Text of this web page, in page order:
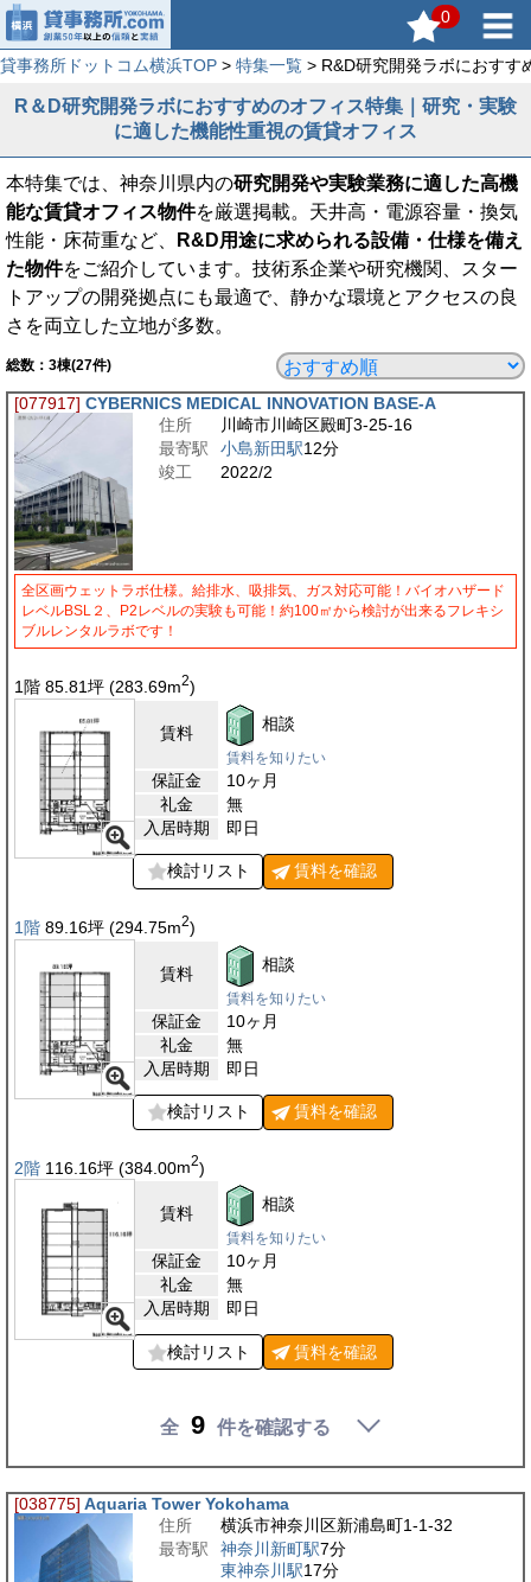
0
貸事務所ドットコム横浜TOP > 特集一覧 > R&D研究開発ラボにおすす
R＆D研究開発ラボにおすすめのオフィス特集｜研究・実験
に適した機能性重視の賃貸オフィス
本特集では、神奈川県内の研究開発や実験業務に適した高機
能な賃貸オフィス物件を厳選掲載。天井高・電源容量・換気
性能・床荷重など、
R&D用途に求められる設備・仕様を備え
た物件をご紹介しています。技術系企業や研究機関、スター
トアップの開発拠点にも最適で、静かな環境とアクセスの良
さを両立した立地が多数。
総数： 3棟(27件)
[077917] CYBERNICS MEDICAL INNOVATION BASE-A
住所
川崎市川崎区殿町3-25-16
最寄駅
小島新田駅12分
竣工
2022/2
全区画ウェットラボ仕様。給排水、吸排気、ガス対応可能！バイオハザード
レベルBSL２、P2レベルの実験も可能！約100㎡から検討が出来るフレキシ
ブルレンタルラボです！
1階 85.81坪 (283.69m2)
賃料 相談
賃料を知りたい
保証金
10ヶ月
礼金
無
入居時期
即日
検討リスト 賃料を確認
1階 89.16坪 (294.75m2)
賃料 相談
賃料を知りたい
保証金
10ヶ月
礼金
無
入居時期
即日
検討リスト 賃料を確認
2階 116.16坪 (384.00m2)
賃料 相談
賃料を知りたい
保証金
10ヶ月
礼金
無
入居時期
即日
検討リスト 賃料を確認
全 9 件を確認する
[038775] Aquaria Tower Yokohama
住所
横浜市神奈川区新浦島町1-1-32
最寄駅
神奈川新町駅7分
東神奈川駅17分